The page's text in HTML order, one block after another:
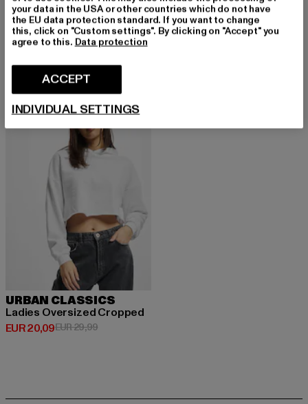
MJ GONZALES
Ladies METAMORPHOSE V.4 Heavy Oversized Hoody
MJ GONZALES
-33%
URBAN CLASSICS
Ladies Oversized Cropped
EUR 20,09
Derzeitiger Preis: EUR 20,09
EUR 29,99Aktionspreis: EUR 29,99
your data in the USA or other countries which do not have
the EU data protection standard. If you want to change
this, click on "Custom settings". By clicking on "Accept" you
agree to this. Data protection
ACCEPT
INDIVIDUAL SETTINGS